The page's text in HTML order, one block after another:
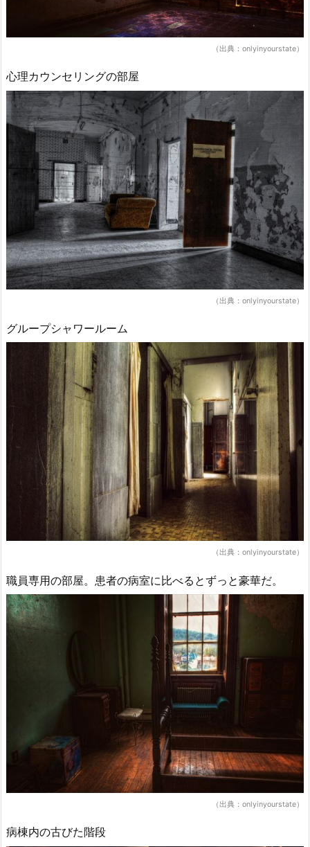
（出典：onlyinyourstate）
心理カウンセリングの部屋
（出典：onlyinyourstate）
グループシャワールーム
（出典：onlyinyourstate）
職員専用の部屋。患者の病室に比べるとずっと豪華だ。
（出典：onlyinyourstate）
病棟内の古びた階段